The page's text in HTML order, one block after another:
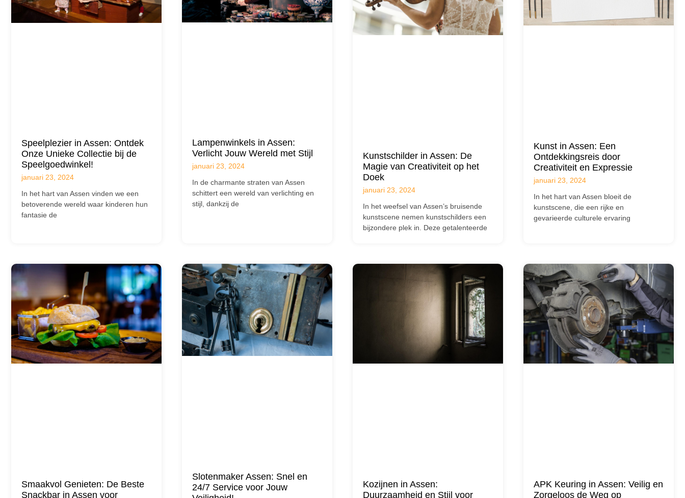
Speelplezier in Assen: Ontdek
Onze Unieke Collectie bij de
Speelgoedwinkel!
januari 23, 2024
In het hart van Assen vinden we een
betoverende wereld waar kinderen hun
fantasie de
Lampenwinkels in Assen:
Verlicht Jouw Wereld met Stijl
januari 23, 2024
In de charmante straten van Assen
schittert een wereld van verlichting en
stijl, dankzij de
Kunstschilder in Assen: De
Magie van Creativiteit op het
Doek
januari 23, 2024
In het weefsel van Assen’s bruisende
kunstscene nemen kunstschilders een
bijzondere plek in. Deze getalenteerde
Kunst in Assen: Een
Ontdekkingsreis door
Creativiteit en Expressie
januari 23, 2024
In het hart van Assen bloeit de
kunstscene, die een rijke en
gevarieerde culturele ervaring
Smaakvol Genieten: De Beste
Snackbar in Assen voor
Slotenmaker Assen: Snel en
24/7 Service voor Jouw
Kozijnen in Assen:
Duurzaamheid en Stijl voor
APK Keuring in Assen: Veilig en
Zorgeloos de Weg op